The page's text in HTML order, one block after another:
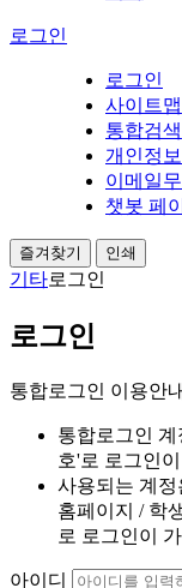
로그인
로그인
사이트맵
통합검색
개인정
이메일
챗봇 페
즐겨찾기 인쇄
기타로그인
로그인
통합로그인 이용안내
통합로그인
호'로 로그인
사용되는 계
홈페이지 / 학
로 로그인이
아이디